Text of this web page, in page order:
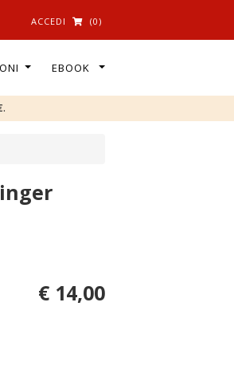
ACCEDI (0)
EBOOK
€ 14,00